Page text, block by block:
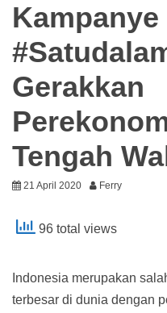
Kampanye
Gerakkan
Tengah
21 April 2020 Ferry
96 total views
Indonesia merupakan
terbesar di dunia dengan